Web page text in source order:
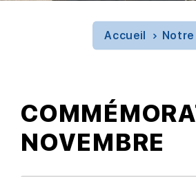
Accueil
NOVEMBRE